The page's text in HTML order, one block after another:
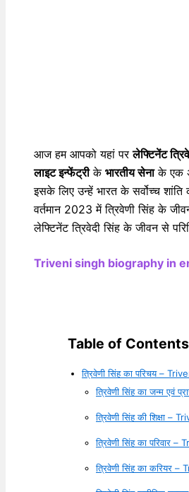
आज हम आपको यहां परलेफ्टिनेंट
लाइट इन्फेंट्रीके भारतीय सेनाके एक
इसके लिए उन्हें भारत के सर्वोच्च शांति
वर्तमान 2023 में त्रिवेणी सिंह के
लेफ्टिनेंट त्रिवेदी सिंह के जीवन से
Triveni singh biography in
Table of Contents
त्रिवेणी सिंह का परिचय –
त्रिवेणी सिंह का जन्म एवं
त्रिवेणी सिंह की शिक्षा
त्रिवेणी सिंह का परिवार
त्रिवेणी सिंह का करियर